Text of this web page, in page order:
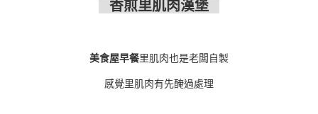
香煎里肌肉漢堡
美食屋早餐里肌肉也是老闆自製
感覺里肌肉有先醃過處理